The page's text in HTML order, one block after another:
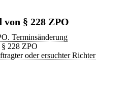
von § 228 ZPO
Terminsänderung
§ 228 ZPO
oder ersuchter Richter